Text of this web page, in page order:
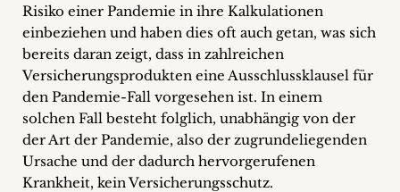
Risiko einer Pandemie in ihre Kalkulationen
einbeziehen und haben dies oft auch getan, was sich
bereits daran zeigt, dass in zahlreichen
Versicherungsprodukten eine Ausschlussklausel für
den Pandemie-Fall vorgesehen ist. In einem
solchen Fall besteht folglich, unabhängig von der
der Art der Pandemie, also der zugrundeliegenden
Ursache und der dadurch hervorgerufenen
Krankheit, kein Versicherungsschutz.